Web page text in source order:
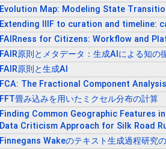
Evolution Map: Modeling State
Extending IIIF to curation and timeline:
FAIRness for Citizens: Workflow and
FAIR原則とメタデータ：生成AIによる知の
FAIR原則と生成AI
FCA: The Fractional Component Analysis
FFT畳み込みを用いたミクセル分布の計算
Finding Common Geographic Features
Data Criticism Approach for Silk Road
Finnegans Wakeのテキスト生成過程研究